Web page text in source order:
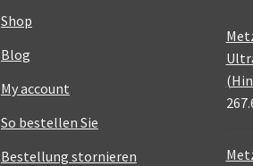
Shop
Blog
My account
So bestellen Sie
Bestellung stornieren